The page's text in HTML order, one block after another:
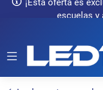
¡Esta oferta es
escuelas y